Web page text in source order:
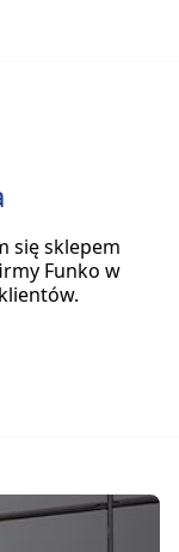
się sklepem
Funko w